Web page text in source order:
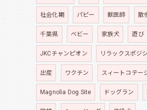
社会化期 パピー 獣医師 散
千葉県 ベビー 家族犬 遊び
JKCチャンピオン リラックスポジ
出産 ワクチン スィートコテー
Magnolia Dog Site ドッグラン